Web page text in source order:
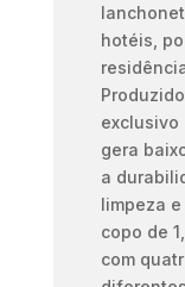
hotéis,
exclusivo
gera
a
limpeza
copo de
com